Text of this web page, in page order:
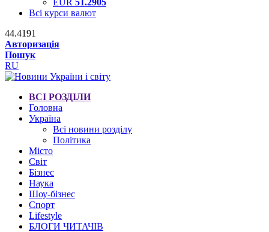
EUR 51.2905
Всі курси валют
44.4191
Авторизація
Пошук
RU
ВСІ РОЗДІЛИ
Головна
Україна
Всі новини розділу
Політика
Місто
Світ
Бізнес
Наука
Шоу-бізнес
Спорт
Lifestyle
БЛОГИ ЧИТАЧІВ